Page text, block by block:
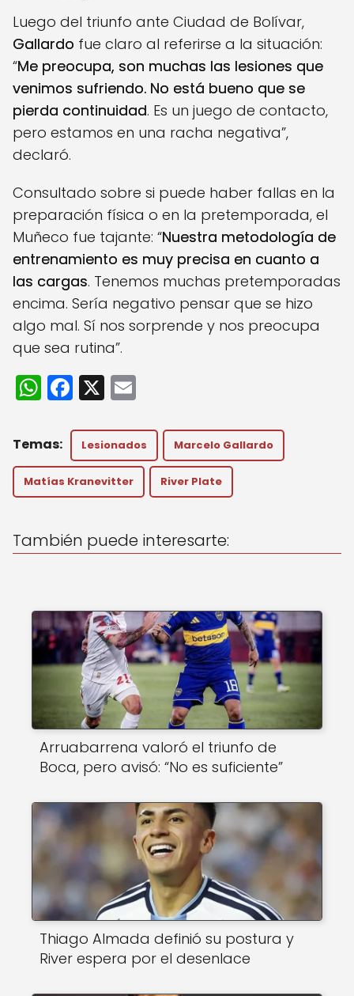
Luego del triunfo ante Ciudad de Bolívar,
Gallardo fue claro al referirse a la situación:
“Me preocupa, son muchas las lesiones que
venimos sufriendo. No está bueno que se
pierda continuidad. Es un juego de contacto,
pero estamos en una racha negativa”,
declaró.
Consultado sobre si puede haber fallas en la
preparación física o en la pretemporada, el
Muñeco fue tajante: “Nuestra metodología de
entrenamiento es muy precisa en cuanto a
las cargas. Tenemos muchas pretemporadas
encima. Sería negativo pensar que se hizo
algo mal. Sí nos sorprende y nos preocupa
que sea rutina”.
W
h
a
ts
A
p
F
a
c
e
b
o
k
X
ai
l
Lesionados Marcelo Gallardo
Matías Kranevitter River Plate
También puede interesarte:
Arruabarrena valoró el triunfo de
Boca, pero avisó: “No es suficiente”
Thiago Almada definió su postura y
River espera por el desenlace